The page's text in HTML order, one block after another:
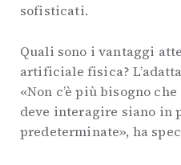
sofisticati.
Quali sono i vantaggi
artificiale fisica?
«Non c’è più bisogno
deve interagire siano in
predeterminate», ha